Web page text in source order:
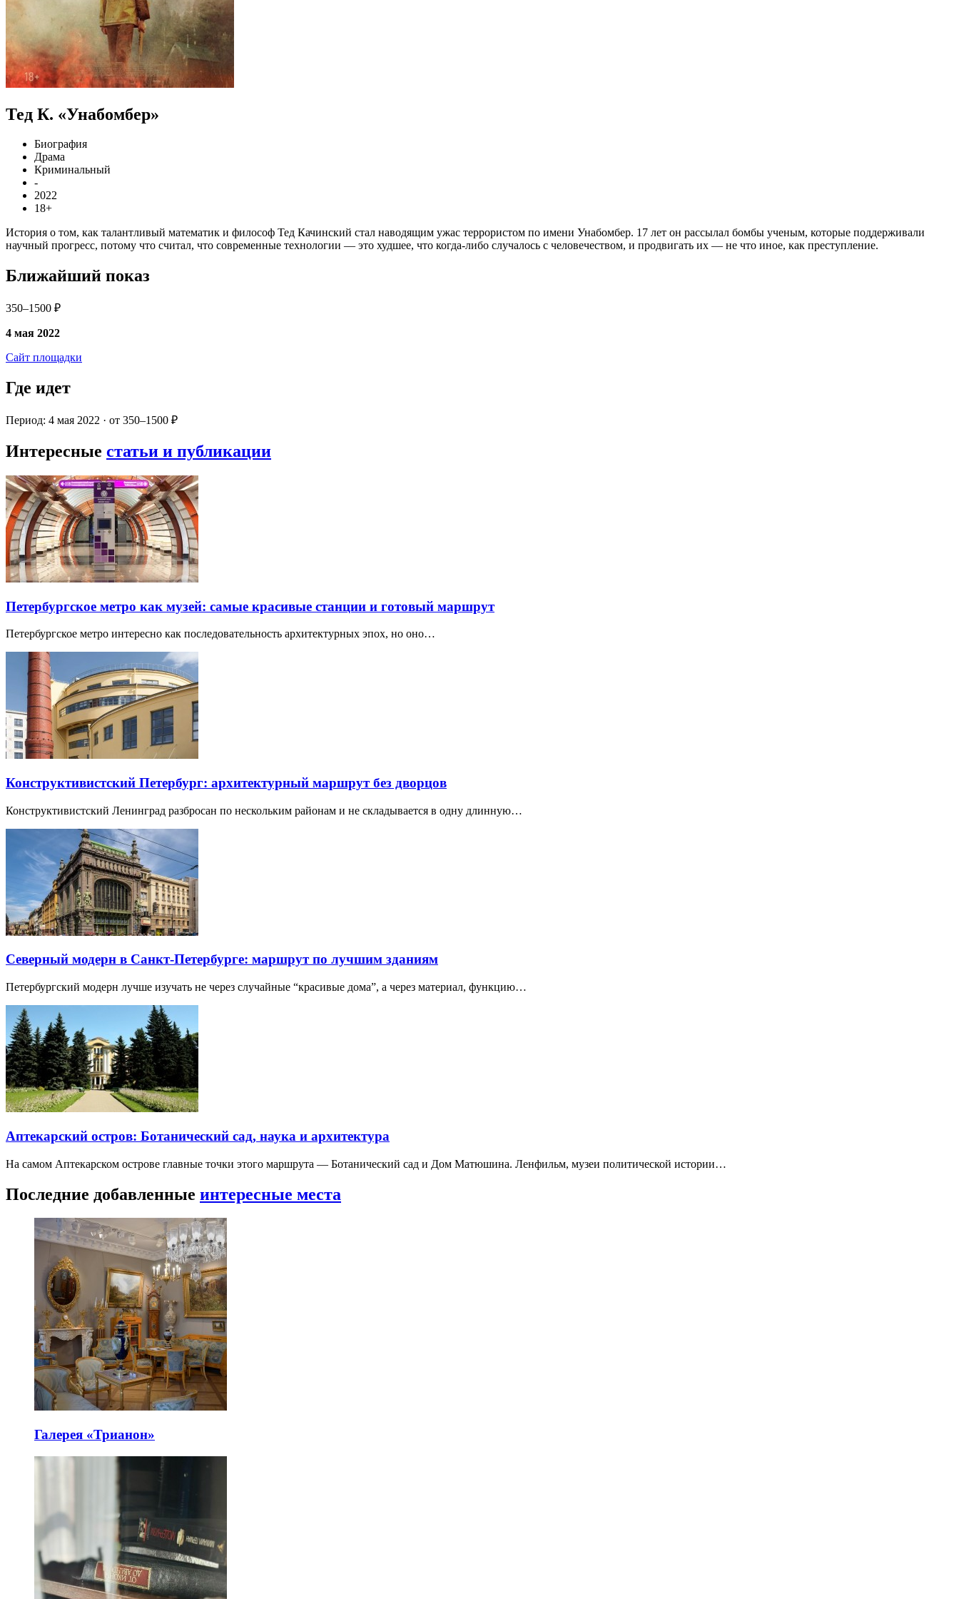
Тед К. «Унабомбер»
Биография
Драма
Криминальный
-
2022
18+
История о том, как талантливый математик и философ Тед Качинский стал наводящим ужас террористом по имени Унабомбер. 17 лет он рассылал бомбы ученым, которые поддерживали
научный прогресс, потому что считал, что современные технологии — это худшее, что когда-либо случалось с человечеством, и продвигать их — не что иное, как преступление.
Ближайший показ
350–1500 ₽
4 мая 2022
Сайт площадки
Где идет
Период: 4 мая 2022 · от 350–1500 ₽
Интересные статьи и публикации
Петербургское метро как музей: самые красивые станции и готовый маршрут
Петербургское метро интересно как последовательность архитектурных эпох, но оно…
Конструктивистский Петербург: архитектурный маршрут без дворцов
Конструктивистский Ленинград разбросан по нескольким районам и не складывается в одну длинную…
Северный модерн в Санкт-Петербурге: маршрут по лучшим зданиям
Петербургский модерн лучше изучать не через случайные “красивые дома”, а через материал, функцию…
Аптекарский остров: Ботанический сад, наука и архитектура
На самом Аптекарском острове главные точки этого маршрута — Ботанический сад и Дом Матюшина. Ленфильм, музеи политической истории…
Последние добавленные интересные места
Галерея «Трианон»